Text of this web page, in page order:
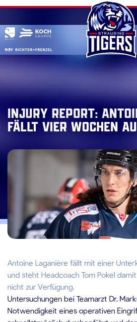
Skip
content
Injury Report:
fällt vier Wochen
Antoine Laganière fällt mit einer
und steht Headcoach Tom Pokel
nicht zur Verfügung.
Untersuchungen bei Teamarzt Dr.
Notwendigkeit eines operativen